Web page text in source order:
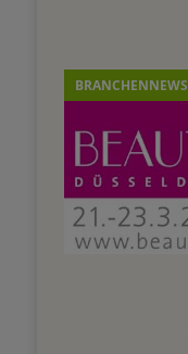
BRANCHENNEWS